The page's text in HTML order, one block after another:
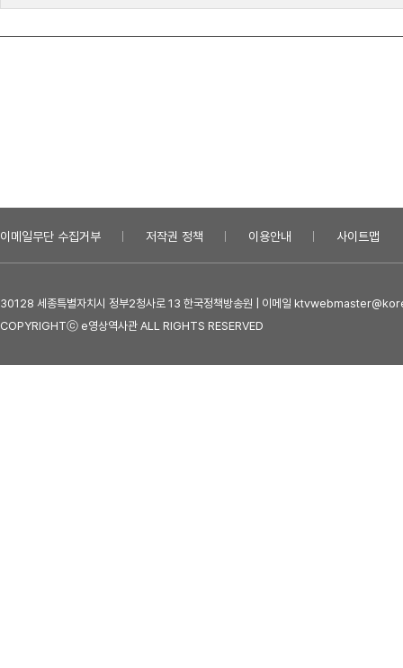
이메일무단 수집거부 저작권 정책 이용안내 사이트맵
30128 세종특별자치시 정부2청사로 13 한국정책방송원 | 이메일
COPYRIGHTⓒ e영상역사관 ALL RIGHTS RESERVED